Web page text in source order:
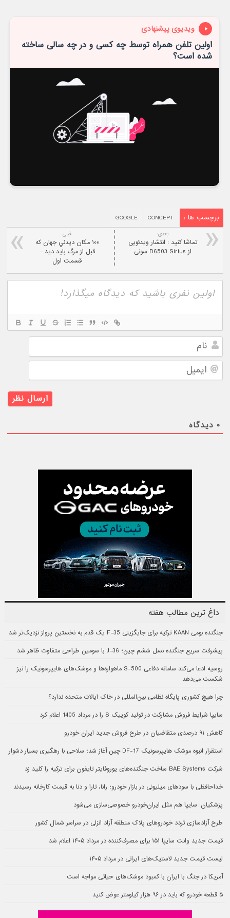
ویدیوی پیشنهادی
اولین تلفن همراه توسط چه کسی و در چه سالی ساخته
شده است؟
برچسب ها : CONCEPT
GOOGLE
قبلی
۱۰۰ مکان ديدني جهان که
قبل از مرگ باید دید –
قسمت اول
بعدی:
تماشا کنيد : انتشار ویدئویی
از D6503 Sirius سونی
نام
ایمیل
۰ دیدگاه
داغ ترین مطالب هفته
جنگنده بومی KAAN ترکیه برای جایگزینی F-35 یک قدم به نخستین پرواز نزدیک‌تر شد
پیشرفت سریع جنگنده نسل ششم چین؛ J-36 با سومین طراحی متفاوت ظاهر شد
روسیه ادعا می‌کند سامانه دفاعی S-500 ماهواره‌ها و موشک‌های هایپرسونیک را نیز
شکست می‌دهد
چرا هیچ کشوری پایگاه نظامی بین‌المللی در خاک ایالات متحده ندارد؟
سایپا شرایط فروش مشارکت در تولید کوییک S را در مرداد 1405 اعلام کرد
کاهش ۹۱ درصدی متقاضیان در طرح فروش جدید ایران خودرو
استقرار انبوه موشک هایپرسونیک DF-17 چین آغاز شد؛ سلاحی با رهگیری بسیار دشوار
شرکت BAE Systems ساخت جنگنده‌های یوروفایتر تایفون برای ترکیه را کلید زد
خداحافظی با سودهای میلیونی در بازار خودرو؛ رانا، تارا و دنا به قیمت کارخانه رسیدند
پزشکیان: سایپا هم مثل ایران‌خودرو خصوصی‌سازی می‌شود
طرح آزادسازی تردد خودروهای پلاک منطقه آزاد انزلی در سراسر شمال کشور
قیمت جدید وانت سایپا ۱۵۱ برای مصرف‌کننده در مرداد ۱۴۰۵ اعلام شد
لیست قیمت جدید لاستیک‌های ایرانی در مرداد ۱۴۰۵
آمریکا در جنگ با ایران با کمبود موشک‌های حیاتی مواجه است
۵ قطعه خودرو که باید در ۹۶ هزار کیلومتر عوض کنید